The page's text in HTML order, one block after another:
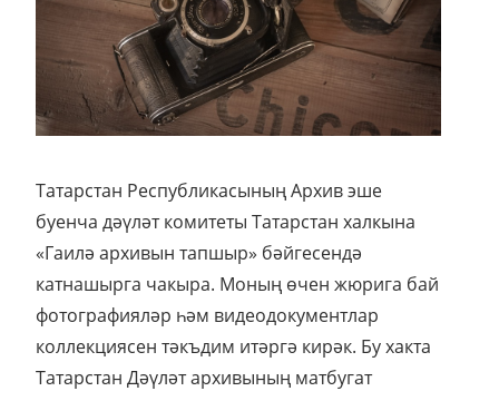
Татарстан Республикасының Архив эше
буенча дәүләт комитеты Татарстан халкына
«Гаилә архивын тапшыр» бәйгесендә
катнашырга чакыра. Моның өчен жюрига бай
фотографияләр һәм видеодокументлар
коллекциясен тәкъдим итәргә кирәк. Бу хакта
Татарстан Дәүләт архивының матбугат